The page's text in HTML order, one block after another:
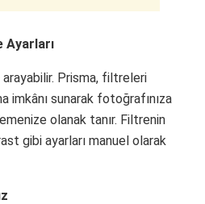
arayabilir. Prisma, filtreleri
imkânı sunarak fotoğrafınıza
olanak tanır. Filtrenin
gibi ayarları manuel olarak